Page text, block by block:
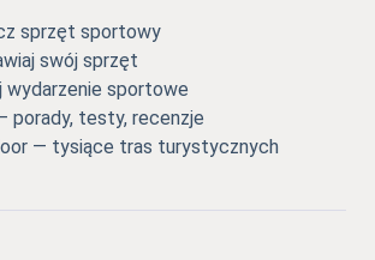
sprzęt sportowy
swój sprzęt
wydarzenie sportowe
porady, testy, recenzje
— tysiące tras turystycznych